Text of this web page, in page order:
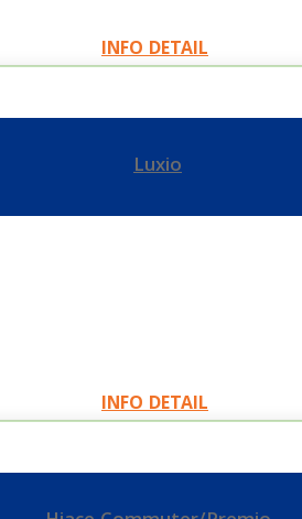
INFO DETAIL
Luxio
INFO DETAIL